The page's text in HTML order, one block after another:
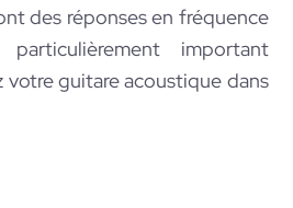
des réponses en fréquence
important
votre guitare acoustique dans